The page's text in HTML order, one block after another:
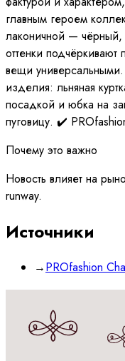
главным героем
лаконичной — чёрный,
оттенки
вещи
изделия: льняная
посадкой и юбка на
пуговицу. ✔️
Почему это важно
Новость влияет на
runway.
Источники
→PROfashion